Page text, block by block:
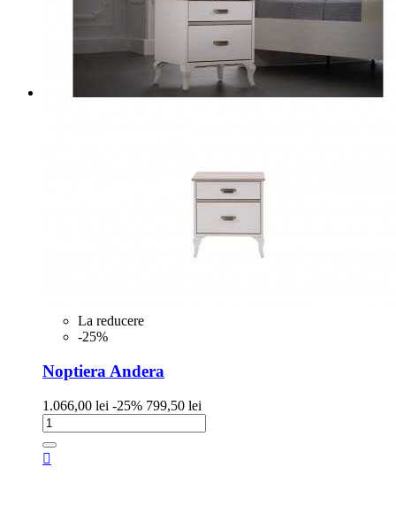
La reducere
-25%
Noptiera Andera
Pret
de
baza
1.066,00 lei -25%Pret
799,50 lei
